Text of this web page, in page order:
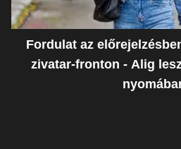
Fordulat az
zivatar-fronton - Alig